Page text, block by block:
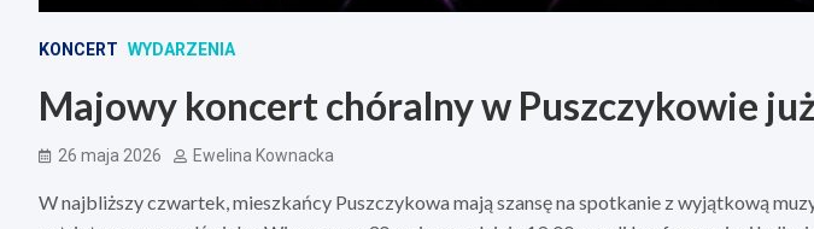
KONCERT WYDARZENIA
Majowy koncert chóralny w Puszczykowie
26 maja 2026 Ewelina Kownacka
W najbliższy czwartek, mieszkańcy Puszczykowa mają szansę na spotkanie z wyjątkową